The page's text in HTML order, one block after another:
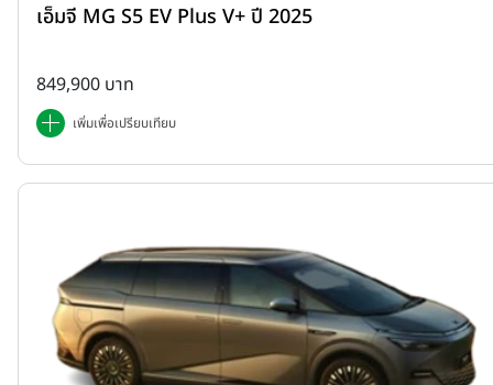
เอ็มจี MG S5 EV Plus V+ ปี 2025
849,900 บาท
เพิ่มเพื่อเปรียบเทียบ